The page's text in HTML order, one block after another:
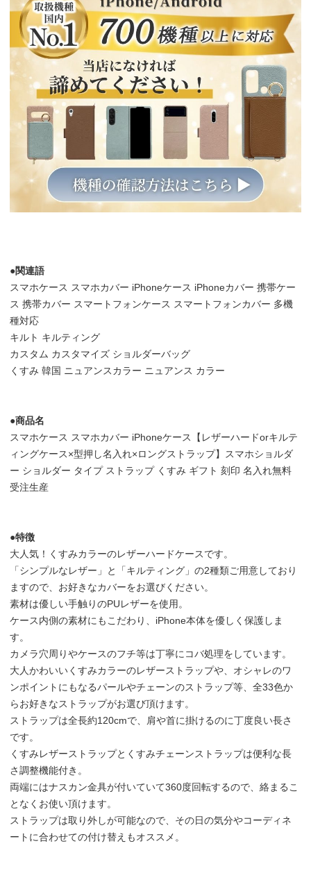
●関連語
スマホケース スマホカバー iPhoneケース iPhoneカバー 携帯ケー
ス 携帯カバー スマートフォンケース スマートフォンカバー 多機
種対応
キルト キルティング
カスタム カスタマイズ ショルダーバッグ
くすみ 韓国 ニュアンスカラー ニュアンス カラー
●商品名
スマホケース スマホカバー iPhoneケース【レザーハードorキルテ
ィングケース×型押し名入れ×ロングストラップ】スマホショルダ
ー ショルダー タイプ ストラップ くすみ ギフト 刻印 名入れ無料
受注生産
●特徴
大人気！くすみカラーのレザーハードケースです。
「シンプルなレザー」と「キルティング」の2種類ご用意しており
ますので、お好きなカバーをお選びください。
素材は優しい手触りのPUレザーを使用。
ケース内側の素材にもこだわり、iPhone本体を優しく保護しま
す。
カメラ穴周りやケースのフチ等は丁寧にコバ処理をしています。
大人かわいいくすみカラーのレザーストラップや、オシャレのワ
ンポイントにもなるパールやチェーンのストラップ等、全33色か
らお好きなストラップがお選び頂けます。
ストラップは全長約120cmで、肩や首に掛けるのに丁度良い長さ
です。
くすみレザーストラップとくすみチェーンストラップは便利な長
さ調整機能付き。
両端にはナスカン金具が付いていて360度回転するので、絡まるこ
となくお使い頂けます。
ストラップは取り外しが可能なので、その日の気分やコーディネ
ートに合わせての付け替えもオススメ。